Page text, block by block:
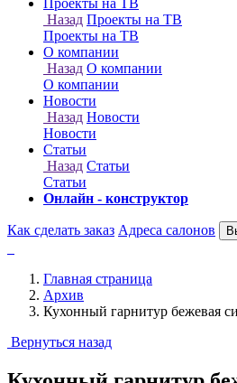
Онлайн - конструктор
Как сделать заказ Адреса салонов
Главная страница
Архив
Кухонный гарнитур бежевая
Вернуться назад